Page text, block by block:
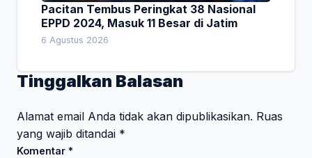
Pacitan Tembus Peringkat 38 Nasional
EPPD 2024, Masuk 11 Besar di Jatim
6 Agustus 2026
Tinggalkan Balasan
Alamat email Anda tidak akan dipublikasikan. Ruas
yang wajib ditandai *
Komentar *